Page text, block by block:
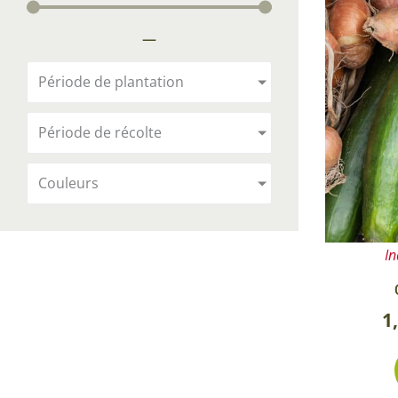
Arbustes de terre de bruyère
Plantes Grimpantes
Arbres fruitiers
Plantes méditerranéennes et exotiques
Plantes
Plantes
Plantes
Plantes
Plantes
Plantes
Plantes
—
Période de plantation
Période de récolte
Couleurs